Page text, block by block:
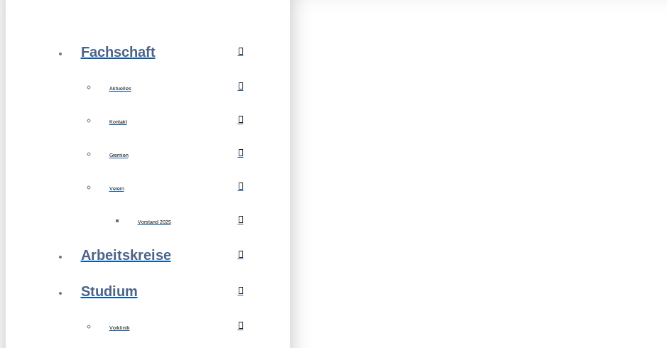
Fachschaft
Aktuelles
Kontakt
Gremien
Verein
Vorstand 2025
Arbeitskreise
Studium
Vorklinik